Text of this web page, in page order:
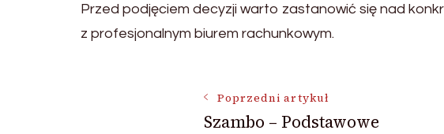
Przed podjęciem decyzji warto zastanowić się nad
z profesjonalnym biurem rachunkowym.
NawigacjaPoprzedni artykuł
Szambo – Podstawowe